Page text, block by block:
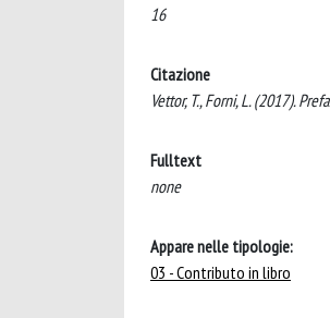
16
Citazione
Vettor, T., Forni, L. (2017).
Fulltext
none
Appare nelle tipologie:
03 - Contributo in libro